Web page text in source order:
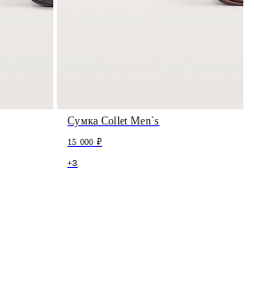
Сумка Collet Men`s
15 000 ₽
+3